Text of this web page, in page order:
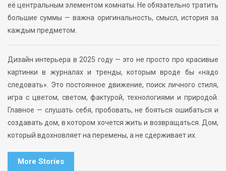
её центральным элементом комнаты. Не обязательно тратить
большие суммы — важна оригинальность, смысл, история за
каждым предметом.
Дизайн интерьера в 2025 году — это не просто про красивые
картинки в журналах и тренды, которым вроде бы «надо
следовать». Это постоянное движение, поиск личного стиля,
игра с цветом, светом, фактурой, технологиями и природой.
Главное — слушать себя, пробовать, не бояться ошибаться и
создавать дом, в котором хочется жить и возвращаться. Дом,
который вдохновляет на перемены, а не сдерживает их.
More Stories